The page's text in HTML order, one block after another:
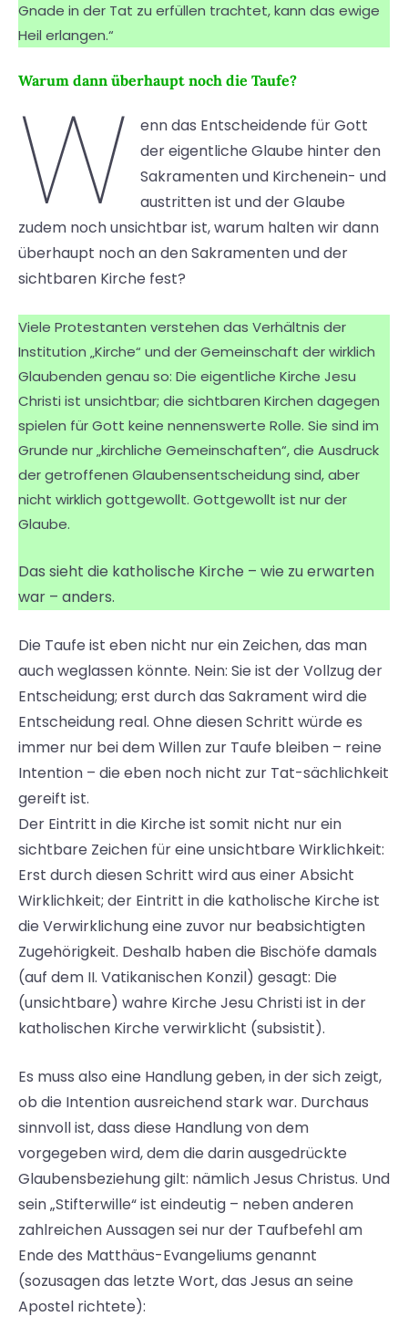
Gnade in der Tat zu erfüllen trachtet, kann das ewige
Heil erlangen.“
Warum dann überhaupt noch die Taufe?
W
enn das Entscheidende für Gott
der eigentliche Glaube hinter den
Sakramenten und Kirchenein- und
austritten ist und der Glaube
zudem noch unsichtbar ist, warum halten wir dann
überhaupt noch an den Sakramenten und der
sichtbaren Kirche fest?
Viele Protestanten verstehen das Verhältnis der
Institution „Kirche“ und der Gemeinschaft der wirklich
Glaubenden genau so: Die eigentliche Kirche Jesu
Christi ist unsichtbar; die sichtbaren Kirchen dagegen
spielen für Gott keine nennenswerte Rolle. Sie sind im
Grunde nur „kirchliche Gemeinschaften“, die Ausdruck
der getroffenen Glaubensentscheidung sind, aber
nicht wirklich gottgewollt. Gottgewollt ist nur der
Glaube.
Das sieht die katholische Kirche – wie zu erwarten
war – anders.
Die Taufe ist eben nicht nur ein Zeichen, das man
auch weglassen könnte. Nein: Sie ist der Vollzug der
Entscheidung; erst durch das Sakrament wird die
Entscheidung real. Ohne diesen Schritt würde es
immer nur bei dem Willen zur Taufe bleiben – reine
Intention – die eben noch nicht zur Tat-sächlichkeit
gereift ist.
Der Eintritt in die Kirche ist somit nicht nur ein
sichtbare Zeichen für eine unsichtbare Wirklichkeit:
Erst durch diesen Schritt wird aus einer Absicht
Wirklichkeit; der Eintritt in die katholische Kirche ist
die Verwirklichung eine zuvor nur beabsichtigten
Zugehörigkeit. Deshalb haben die Bischöfe damals
(auf dem II. Vatikanischen Konzil) gesagt: Die
(unsichtbare) wahre Kirche Jesu Christi ist in der
katholischen Kirche verwirklicht (subsistit).
Es muss also eine Handlung geben, in der sich zeigt,
ob die Intention ausreichend stark war. Durchaus
sinnvoll ist, dass diese Handlung von dem
vorgegeben wird, dem die darin ausgedrückte
Glaubensbeziehung gilt: nämlich Jesus Christus. Und
sein „Stifterwille“ ist eindeutig – neben anderen
zahlreichen Aussagen sei nur der Taufbefehl am
Ende des Matthäus-Evangeliums genannt
(sozusagen das letzte Wort, das Jesus an seine
Apostel richtete):